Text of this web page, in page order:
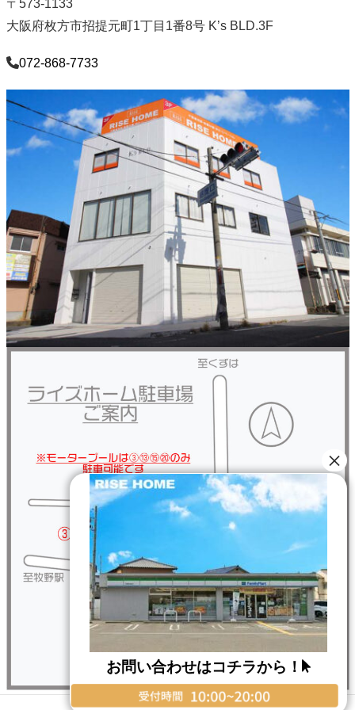
〒573-1133
大阪府枚方市招提元町1丁目1番8号 K’s BLD.3F
072-868-7733
Copyright © RISE HOME All Rights Reserved.
お問い合わせはコチラから！